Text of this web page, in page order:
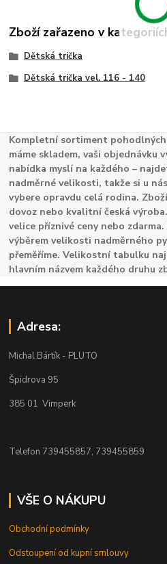
Zboží zařazeno v
Dětská trička
Dětská trička vel. 116 - 140
Kompletní sortiment
máme skladem, vaši objednávku
nabídka myslí na každého –
nadměrné velikosti, takže si u
vybere opravdu celá rodina.
dovoz nebo kvalitní česká
velice příznivé ceny nebo
výběrem velikosti nadměrného
přeměříme. Velikostní tabulku
hlavním názvem každého druhu
Adresa:
Michal Bártík - PLUTO
Špidrova 95
385 01 Vimperk
Telefon 739455857, 739455859
VŠE O NÁKUPU
Obchodní podmínky
Odstoupení od kupní smlouvy